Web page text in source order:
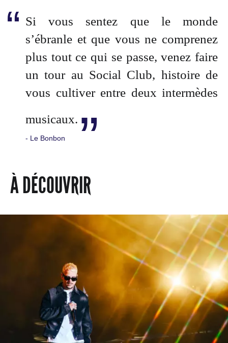
Si vous sentez que le monde
s’ébranle et que vous ne comprenez
plus tout ce qui se passe, venez faire
un tour au Social Club, histoire de
vous cultiver entre deux intermèdes
musicaux.
- Le Bonbon
À DÉCOUVRIR